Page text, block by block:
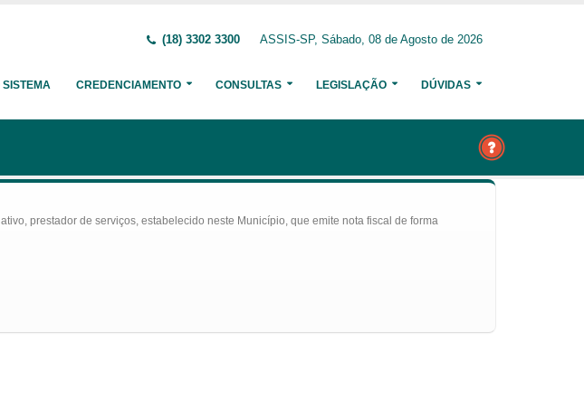
(18) 3302 3300 ASSIS-SP, Sábado, 08 de Agosto de 2026
CREDENCIAMENTO CONSULTAS LEGISLAÇÃO DÚVIDAS
prestador de serviços, estabelecido neste Município, que emite nota fiscal de forma